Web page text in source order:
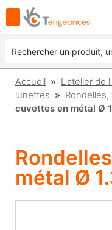
Accueil » L'atelier de
lunettes »
cuvettes en métal Ø
métal Ø